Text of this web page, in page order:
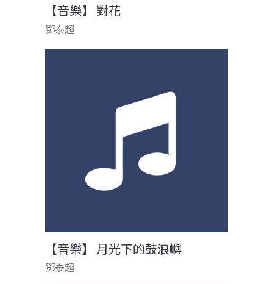
【音樂】 對花
鄧泰超
【音樂】 月光下的鼓浪嶼
鄧泰超